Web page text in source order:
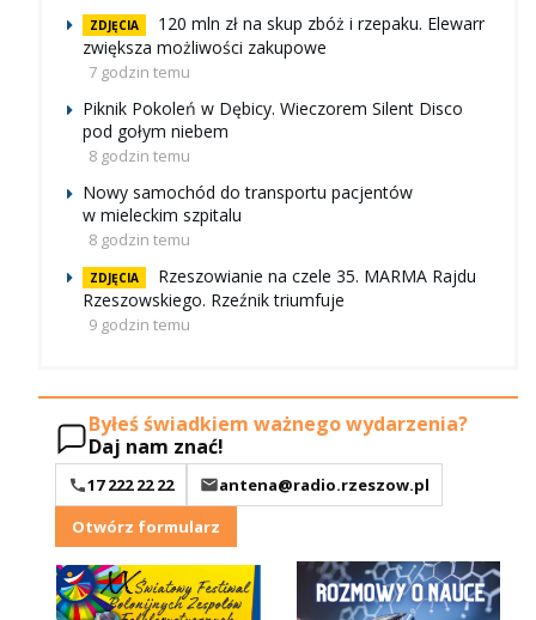
ZDJĘCIA
120 mln zł na skup zbóż i rzepaku. Elewarr
zwiększa możliwości zakupowe
7 godzin temu
Piknik Pokoleń w Dębicy. Wieczorem Silent Disco
pod gołym niebem
8 godzin temu
Nowy samochód do transportu pacjentów
w mieleckim szpitalu
8 godzin temu
ZDJĘCIA
Rzeszowianie na czele 35. MARMA Rajdu
Rzeszowskiego. Rzeźnik triumfuje
9 godzin temu
Byłeś świadkiem ważnego wydarzenia?
Daj nam znać!
17 222 22 22
antena@radio.rzeszow.pl
Otwórz formularz